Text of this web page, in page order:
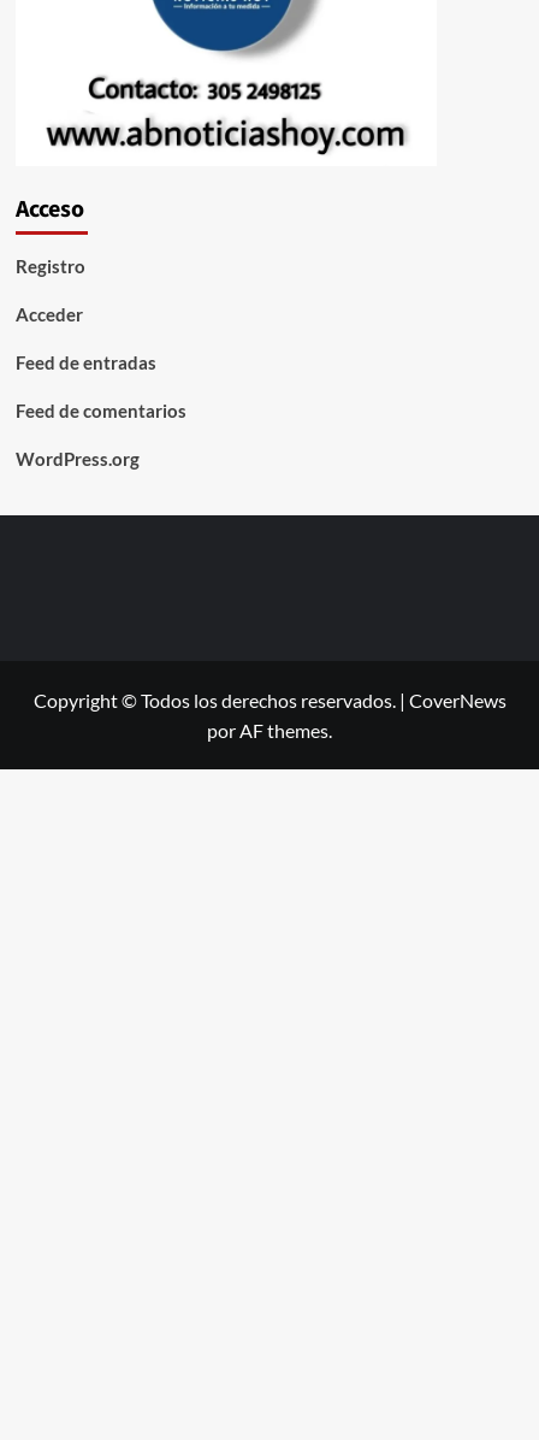
Acceso
Registro
Acceder
Feed de entradas
Feed de comentarios
WordPress.org
Copyright © Todos los derechos reservados. | CoverNews
por AF themes.